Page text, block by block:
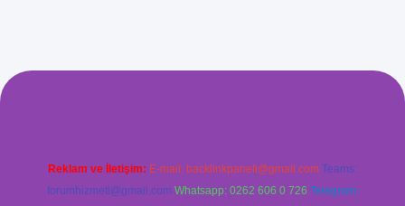
Reklam ve İletişim: E-mail: backlinkpaneli@gmail.com Teams:
forumhizmeti@gmail.com Whatsapp: 0262 606 0 726 Telegram: